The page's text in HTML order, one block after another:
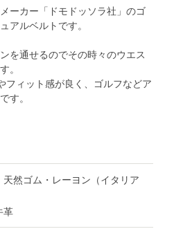
ーカー「ドモドッソラ社」のゴ
アルベルトです。
を通せるのでその時々のウエス
。
フィット感が良く、ゴルフなどア
す。
天然ゴム・レーヨン（イタリア
革